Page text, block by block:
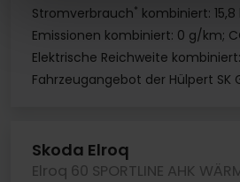
Stromverbrauch* kombiniert:
Emissionen kombiniert: 0 g/km;
Elektrische Reichweite
Fahrzeugangebot der Hülpert SK
Skoda Elroq